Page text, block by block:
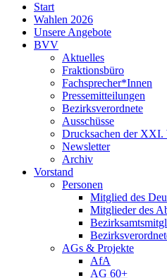
Start
Wahlen 2026
Unsere Angebote
BVV
Aktuelles
Fraktionsbüro
Fachsprecher*Innen
Pressemitteilungen
Bezirksverordnete
Ausschüsse
Drucksachen der XXI.
Newsletter
Archiv
Vorstand
Personen
Mitglied des
Mitglieder des
AGs & Projekte
AfA
AG 60+